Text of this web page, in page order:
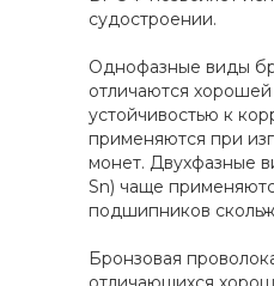
судостроении.
Однофазные виды
отличаются
устойчивостью к
применяются при
монет. Двухфазные
Sn) чаще
подшипников
Бронзовая